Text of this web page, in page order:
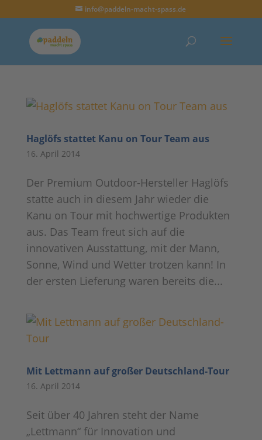
info@paddeln-macht-spass.de
Haglöfs stattet Kanu on Tour Team aus
16. April 2014
Der Premium Outdoor-Hersteller Haglöfs
statte auch in diesem Jahr wieder die
Kanu on Tour mit hochwertige Produkten
aus. Das Team freut sich auf die
innovativen Ausstattung, mit der Mann,
Sonne, Wind und Wetter trotzen kann! In
der ersten Lieferung waren bereits die...
Mit Lettmann auf großer Deutschland-Tour
16. April 2014
Seit über 40 Jahren steht der Name
„Lettmann“ für Innovation und